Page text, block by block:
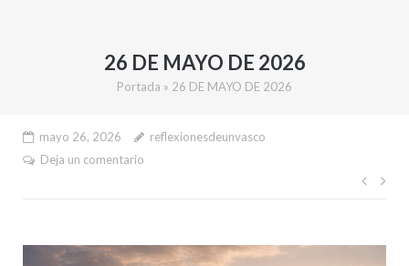
26 DE MAYO DE 2026
Portada » 26 DE MAYO DE 2026
mayo 26, 2026
reflexionesdeunvasco
Deja un comentario